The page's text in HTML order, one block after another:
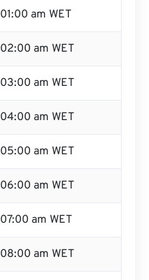
01:00 am WET
02:00 am WET
03:00 am WET
04:00 am WET
05:00 am WET
06:00 am WET
07:00 am WET
08:00 am WET